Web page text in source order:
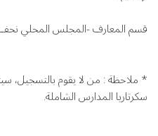
قسم المعارف -المجلس المحلي
* ملاحظة : من لا يقوم بالتسجيل،
سكرتاريا المدارس الشاملة.